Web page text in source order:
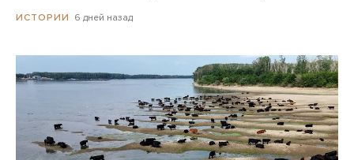
ИСТОРИИ 6 дней назад